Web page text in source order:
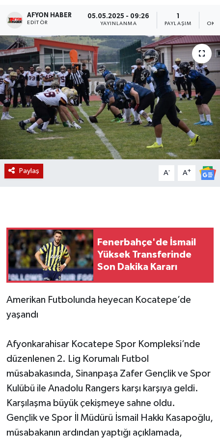
AFYON HABER
EDITÖR
05.05.2025 - 09:26
YAYINLANMA PAYLAŞIM
Paylaş A- A+
Fenerbahçe'de İsmail
Yüksek Transferinde
Son Dakika Kararı
Amerikan Futbolunda heyecan Kocatepe’de
yaşandı
Afyonkarahisar Kocatepe Spor Kompleksi’nde
düzenlenen 2. Lig Korumalı Futbol
müsabakasında, Sinanpaşa Zafer Gençlik ve Spor
Kulübü ile Anadolu Rangers karşı karşıya geldi.
Karşılaşma büyük çekişmeye sahne oldu.
Gençlik ve Spor İl Müdürü İsmail Hakkı Kasapoğlu,
müsabakanın ardından yaptığı açıklamada,